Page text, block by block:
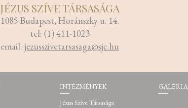
JÉZUS SZÍVE TÁRSASÁGA
1085 Budapest, Horánszky u. 14.
tel: (1) 411-1023
email: jezusszivetarsasaga@sjc.hu
INTÉZMÉNYEK
Jézus Szíve Társasága
GALÉRIA